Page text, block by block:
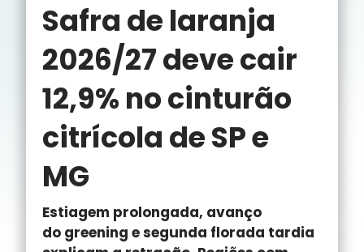
Safra de laranja
2026/27 deve cair
12,9% no cinturão
citrícola de SP e
MG
Estiagem prolongada, avanço
do greening e segunda florada tardia